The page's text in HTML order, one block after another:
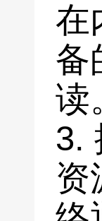
在
备
读
3.
资